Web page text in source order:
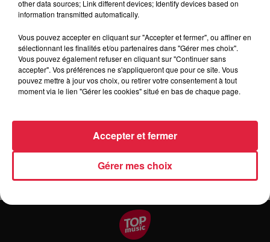
Tarif Gratuit
Venez découvrir les différents postes en logistique, le
mercredi 28/07 à l'agence SUPPLAY 1 rue du faubourg de
saverne à Strasbourg. Notre équipe étudiera avec vous les
other data sources; Link different devices; Identify devices based on
information transmitted automatically.
Vous pouvez accepter en cliquant sur "Accepter et fermer", ou affiner en
sélectionnant les finalités et/ou partenaires dans "Gérer mes choix".
Vous pouvez également refuser en cliquant sur "Continuer sans
accepter". Vos préférences ne s'appliqueront que pour ce site. Vous
pouvez mettre à jour vos choix, ou retirer votre consentement à tout
moment via le lien "Gérer les cookies" situé en bas de chaque page.
Gérer mes choix
Accepter et fermer